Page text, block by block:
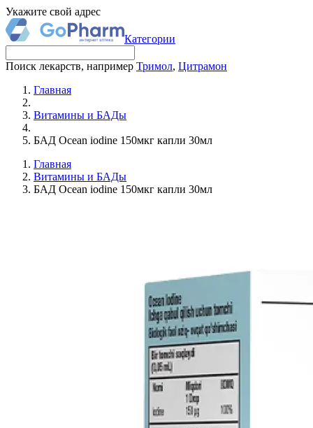
Укажите свой адрес
Категории
Поиск лекарств, например Тримол, Цитрамон
Главная
Витамины и БАДы
БАД Ocean iodine 150мкг капли 30мл
Главная
Витамины и БАДы
БАД Ocean iodine 150мкг капли 30мл